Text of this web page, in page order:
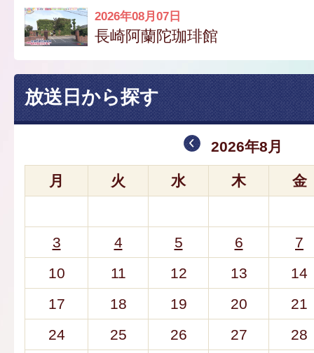
2026年08月07日
長崎阿蘭陀珈琲館
放送日から探す
2026年8月
月 火 水 木 金
3 4 5 6
7
10
11 12 13
14
17
18 19 20
21
24
25 26 27
28